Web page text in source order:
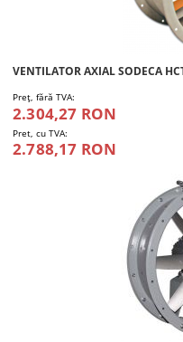
VENTILATOR AXIAL SODECA
Preţ, fără TVA:
2.304,27 RON
Pret, cu TVA:
2.788,17 RON